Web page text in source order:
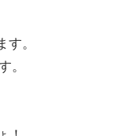
。